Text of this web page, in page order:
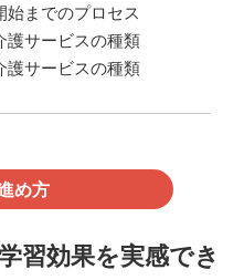
始までのプロセス
護サービスの種類
護サービスの種類
め方
習効果を実感でき